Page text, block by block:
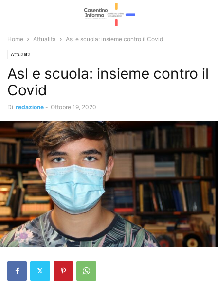
Home Attualità Asl e scuola: insieme contro il Covid
Attualità
Asl e scuola: insieme contro il
Covid
Di redazione - Ottobre 19, 2020